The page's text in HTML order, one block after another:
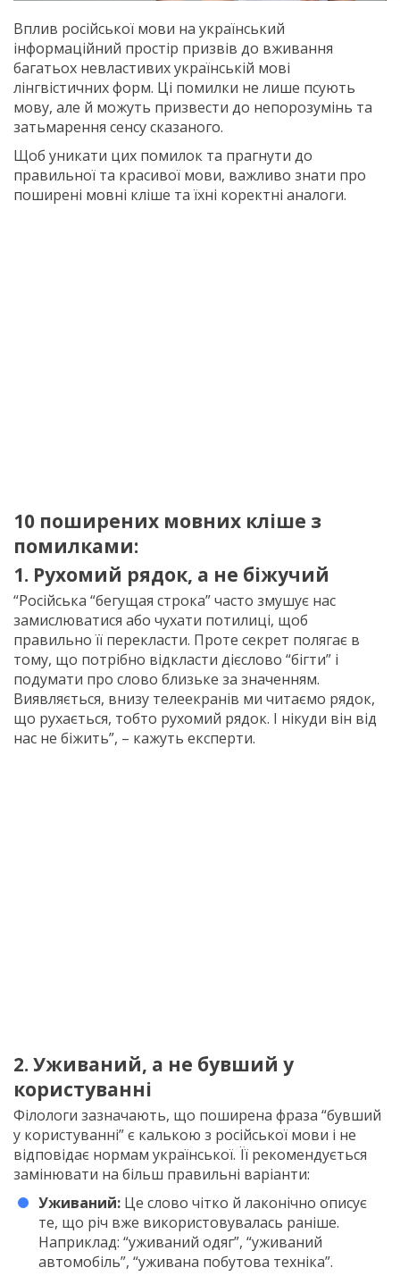
Вплив російської мови на український
інформаційний простір призвів до вживання
багатьох невластивих українській мові
лінгвістичних форм. Ці помилки не лише псують
мову, але й можуть призвести до непорозумінь та
затьмарення сенсу сказаного.
Щоб уникати цих помилок та прагнути до
правильної та красивої мови, важливо знати про
поширені мовні кліше та їхні коректні аналоги.
10 поширених мовних кліше з
помилками:
1. Рухомий рядок, а не біжучий
“Російська “бегущая строка” часто змушує нас
замислюватися або чухати потилиці, щоб
правильно її перекласти. Проте секрет полягає в
тому, що потрібно відкласти дієслово “бігти” і
подумати про слово близьке за значенням.
Виявляється, внизу телеекранів ми читаємо рядок,
що рухається, тобто рухомий рядок. І нікуди він від
нас не біжить”, – кажуть експерти.
2. Уживаний, а не бувший у
користуванні
Філологи зазначають, що поширена фраза “бувший
у користуванні” є калькою з російської мови і не
відповідає нормам української. Її рекомендується
замінювати на більш правильні варіанти:
Уживаний: Це слово чітко й лаконічно описує
те, що річ вже використовувалась раніше.
Наприклад: “уживаний одяг”, “уживаний
автомобіль”, “уживана побутова техніка”.